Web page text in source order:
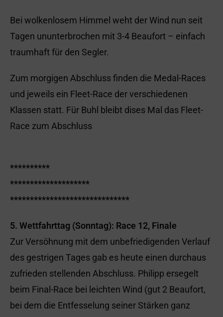
Bei wolkenlosem Himmel weht der Wind nun seit
Tagen ununterbrochen mit 3-4 Beaufort – einfach
traumhaft für den Segler.
Zum morgigen Abschluss finden die Medal-Races
und jeweils ein Fleet-Race der verschiedenen
Klassen statt. Für Buhl bleibt dises Mal das Fleet-
Race zum Abschluss
**********
********************
******************************
5. Wettfahrttag (Sonntag): Race 12, Finale
Zur Versöhnung mit dem unbefriedigenden Verlauf
des gestrigen Tages gab es heute einen durchaus
zufrieden stellenden Abschluss. Philipp ersegelt
beim Final-Race bei leichten Wind (gut 2 Beaufort,
bei dem die Entfesselung seiner Stärken ganz